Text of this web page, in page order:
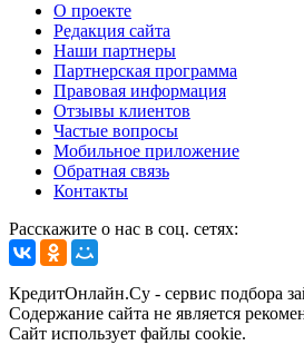
О проекте
Редакция сайта
Наши партнеры
Партнерская программа
Правовая информация
Отзывы клиентов
Частые вопросы
Мобильное приложение
Обратная связь
Контакты
Расскажите о нас в соц. сетях:
КредитОнлайн.Су - сервис подбора
Содержание сайта не является
Сайт использует файлы cookie.